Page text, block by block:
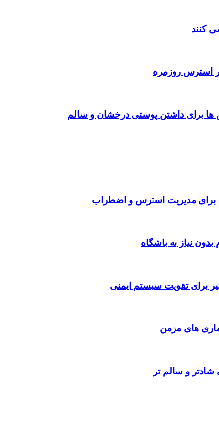
کنند
استرس روزمره
ها برای داشتن پوستی درخشان و سالم
برای مدیریت استرس و اضطراب
برای تقویت سیستم ایمنی
های مزمن